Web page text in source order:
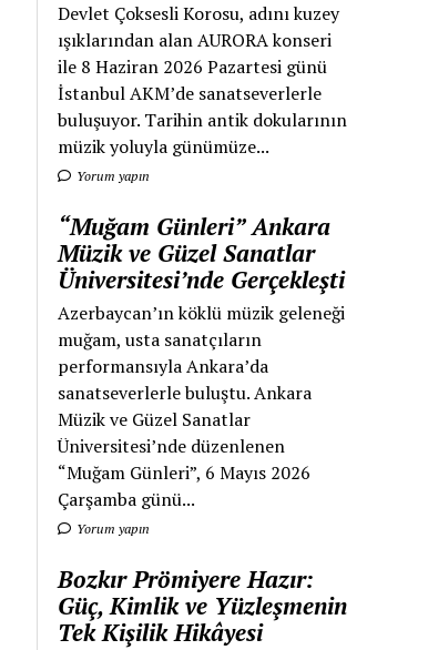
Devlet Çoksesli Korosu, adını kuzey
ışıklarından alan AURORA konseri
ile 8 Haziran 2026 Pazartesi günü
İstanbul AKM’de sanatseverlerle
buluşuyor. Tarihin antik dokularının
müzik yoluyla günümüze...
Yorum yapın
“Muğam Günleri” Ankara
Müzik ve Güzel Sanatlar
Üniversitesi’nde Gerçekleşti
Azerbaycan’ın köklü müzik geleneği
muğam, usta sanatçıların
performansıyla Ankara’da
sanatseverlerle buluştu. Ankara
Müzik ve Güzel Sanatlar
Üniversitesi’nde düzenlenen
“Muğam Günleri”, 6 Mayıs 2026
Çarşamba günü...
Yorum yapın
Bozkır Prömiyere Hazır:
Güç, Kimlik ve Yüzleşmenin
Tek Kişilik Hikâyesi